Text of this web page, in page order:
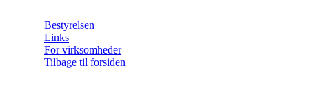
Bestyrelsen
Links
For virksomheder
Tilbage til forsiden